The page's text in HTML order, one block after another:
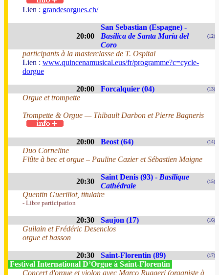
Lien : grandesorgues.ch/
20:00
San Sebastian (Espagne) -
Basílica de Santa María del
Coro
(12)
participants à la masterclasse de T. Ospital
Lien : www.quincenamusical.eus/fr/programme?c=cycle-
dorgue
20:00 Forcalquier (04) (13)
Orgue et trompette
Trompette & Orgue — Thibault Darbon et Pierre Bagneris
20:00 Beost (64) (14)
Duo Corneline
Flûte à bec et orgue – Pauline Cazier et Sébastien Maigne
20:30
Saint Denis (93) - Basilique
Cathédrale
(15)
Quentin Guerillot, titulaire
- Libre participation
20:30 Saujon (17) (16)
Guilain et Frédéric Desenclos
orgue et basson
20:30 Saint-Florentin (89) (17)
Festival International D’Orgue à Saint-Florentin
Concert d'orgue et violon avec Marco Ruggeri (organiste à